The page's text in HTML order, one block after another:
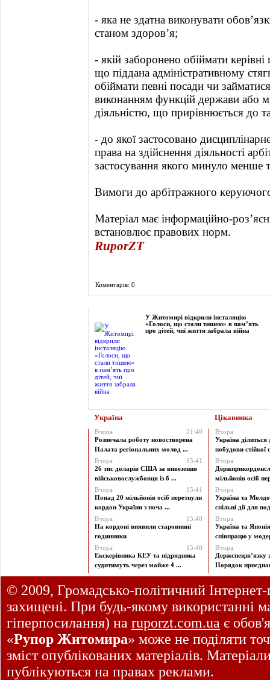
- яка не здатна виконувати
станом здоров’я;
- якій заборонено обіймати
що піддана адміністративному
обіймати певні посади чи
виконанням функцій держави або
діяльністю, що прирівнюється до
- до якої застосовано
права на здійснення діяльності
застосування якого минуло менше
Вимоги до арбітражного
Матеріал має інформаційно-
встановлює правових норм.
RuporZT
Коментарів: 0
У Житомирі відкрили інсталяцію
«Голоси, що стали тишею» в пам’ять
про дітей, чиї життя забрала війна
Україна Цікавинка
Вчора
21:40
Розпочала роботу новостворена
Палата регіональних молод ...
Вчора
15:41
26 тис доларів США за вивезення
військовослужбовця із б ...
Вчора
15:41
Понад 20 мільйонів осіб перетнули
кордон України з поча ...
Вчора
15:40
На кордоні виявили старовинні
годинники
Вчора
15:40
Екскерівника КЕУ та підрядника
судитимуть через майже 4 ...
Вчора
Україна ділиться
побудови стійкої
Вчора
мільйонів осіб
Вчора
Україна та
спільні дії для
Вчора
Україна та
співпрацю у
Вчора
Держспецзв’язку
Порядок
© 2009, Громадсько-політичний
захищені. При будь-якому використанні
гіперпосилання) на ruporzt.com.ua є
«Рупор Житомира» може не поділяти
зміст опублікованих матеріалів.
публікуються на правах реклами.